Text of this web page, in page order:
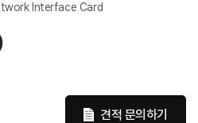
Interface Card
견적 문의하기